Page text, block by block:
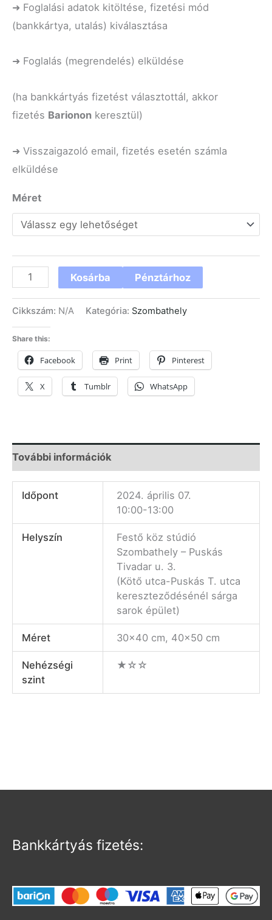
➜ Foglalási adatok kitöltése, fizetési mód
(bankkártya, utalás) kiválasztása
➜ Foglalás (megrendelés) elküldése
(ha bankkártyás fizetést választottál, akkor
fizetés Barionon keresztül)
➜ Visszaigazoló email, fizetés esetén számla
elküldése
Méret
Kosárba Pénztárhoz
Cikkszám: N/A Kategória: Szombathely
Share this:
Facebook Print Pinterest
X Tumblr WhatsApp
További információk
Időpont
2024. április 07.
10:00-13:00
Helyszín
Festő köz stúdió
Szombathely – Puskás
Tivadar u. 3.
(Kötő utca-Puskás T. utca
kereszteződésénél sárga
sarok épület)
Méret 30×40 cm, 40×50 cm
Nehézségi
szint
★☆☆
Bankkártyás fizetés: